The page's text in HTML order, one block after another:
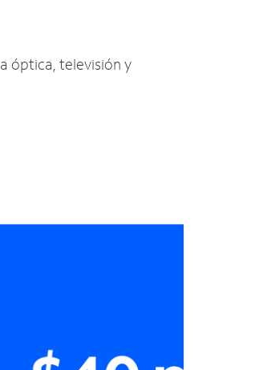
óptica, televisión y